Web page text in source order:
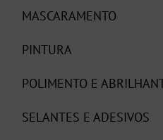
MASCARAMENTO
PINTURA
POLIMENTO E
SELANTES E ADESIVOS